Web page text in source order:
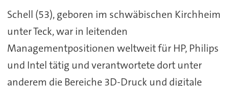
Schell (53), geboren im schwäbischen Kirchheim
unter Teck, war in leitenden
Managementpositionen weltweit für HP, Philips
und Intel tätig und verantwortete dort unter
anderem die Bereiche 3D-Druck und digitale